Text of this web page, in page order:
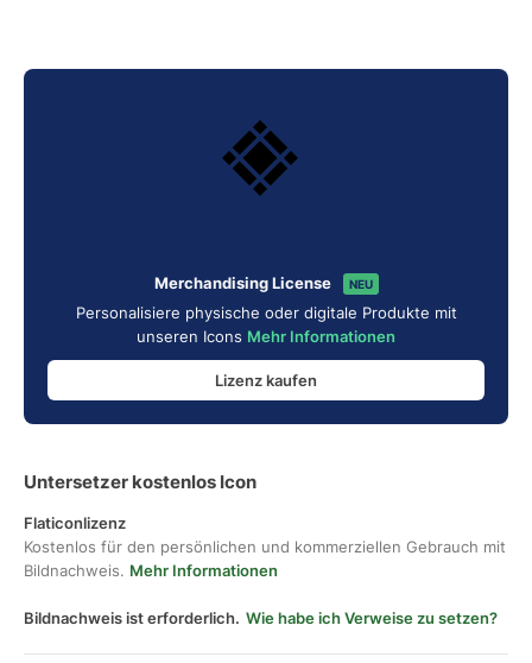
Merchandising License NEU
Personalisiere physische oder digitale Produkte mit
unseren Icons Mehr Informationen
Lizenz kaufen
Untersetzer kostenlos Icon
Flaticonlizenz
Kostenlos für den persönlichen und kommerziellen Gebrauch mit
Bildnachweis. Mehr Informationen
Bildnachweis ist erforderlich. Wie habe ich Verweise zu setzen?